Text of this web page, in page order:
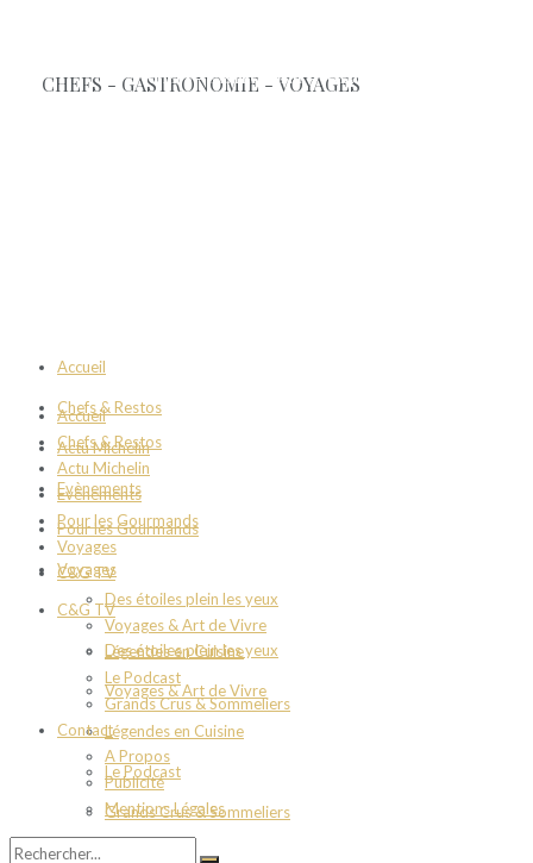
Accueil
Chefs & Restos
Actu Michelin
Evènements
Pour les Gourmands
Voyages
C&G TV
Des étoiles plein les yeux
Voyages & Art de Vivre
Légendes en Cuisine
Le Podcast
Grands Crus & Sommeliers
Contact
Accueil
Chefs & Restos
Actu Michelin
Evènements
Pour les Gourmands
Voyages
C&G TV
Des étoiles plein les yeux
Voyages & Art de Vivre
Légendes en Cuisine
Le Podcast
Grands Crus & Sommeliers
Contact
A Propos
Publicité
Mentions Légales